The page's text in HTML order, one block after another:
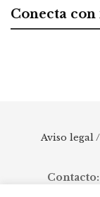
Conecta con
Aviso legal